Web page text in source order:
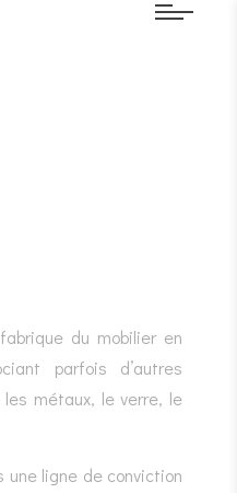
du mobilier en
parfois d’autres
métaux, le verre, le
une ligne de conviction